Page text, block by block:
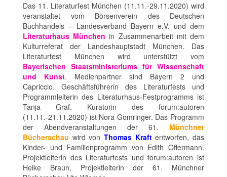
Das 11. Literaturfest München (11.11.-29.11.2020) wird
veranstaltet vom Börsenverein des Deutschen
Buchhandels – Landesverband Bayern e.V. und dem
Literaturhaus Münchenin Zusammenarbeit mit dem
Kulturreferat der Landeshauptstadt München. Das
Literaturfest München wird unterstützt vom
Bayerischen Staatsministeriums für Wissenschaft
und Kunst. Medienpartner sind Bayern 2 und
Capriccio. Geschäftsführerin des Literaturfests und
Programmleiterin des Literaturhaus-Festprogramms ist
Tanja Graf. Kuratorin des forum:autoren
(11.11.-21.11.2020) ist Nora Gomringer. Das Programm
der Abendveranstaltungen der 61. Münchner
Bücherschau wird vonThomas Kraftentworfen, das
Kinder- und Familienprogramm von Edith Offermann.
Projektleiterin des Literaturfests und forum:autoren ist
Heike Braun, Projektleiterin der 61. Münchner